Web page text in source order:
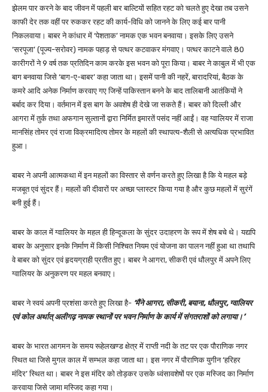
झेलम पार करने के बाद जीवन में पहली बार बाल्टियों सहित रहट को चलते हुए देखा तब उसने
काफी देर तक वहीं पर रुककर रहट की कार्य-विधि को जानने के लिए कई बार पानी
निकलवाया। बाबर ने कांधार में ‘पेशताक’ नामक एक भवन बनवाया। इसके लिए उसने
‘सरपूजा’ (पूज्य-सरोवर) नामक पहाड़ से पत्थर कटवाकर मंगवाए। पत्थर काटने वाले 80
कारीगरों ने 9 वर्ष तक प्रतिदिन काम करके इस भवन को पूरा किया। बाबर ने काबुल में भी एक
बाग बनवाया जिसे ‘बाग-ए-बाबर’ कहा जाता था। इसमें पानी की नहरें, बारादरियां, बैठक के
कमरे आदि अनेक निर्माण करवाए गए जिन्हें पाकिस्तान बनने के बाद तालिबानी आतंकियों ने
बर्बाद कर दिया। वर्तमान में इस बाग के अवशेष ही देखे जा सकते हैं। बाबर को दिल्ली और
आगरा में तुर्क तथा अफगान सुल्तानों द्वारा निर्मित इमारतें पसंद नहीं आईं। वह ग्वालियर में राजा
मानसिंह तोमर एवं राजा विक्रमादित्य तोमर के महलों की स्थापत्य-शैली से अत्यधिक प्रभावित
हुआ।
बाबर ने अपनी आत्मकथा में इन महलों का विस्तार से वर्णन करते हुए लिखा है कि ये महल बड़े
मजबूत एवं सुंदर हैं। महलों की दीवारों पर अच्छा प्लास्टर किया गया है और कुछ महलों में सुरंगें
बनी हुई हैं।
बाबर के काल में ग्वालियर के महल ही हिन्दूकला के सुंदर उदाहरण के रूप में शेष बचे थे। यद्यपि
बाबर के अनुसार इनके निर्माण में किसी निश्चित नियम एवं योजना का पालन नहीं हुआ था तथापि
वे बाबर को सुंदर एवं हृदयग्राही प्रतीत हुए। बाबर ने आगरा, सीकरी एवं धौलपुर में अपने लिए
ग्वालियर के अनुकरण पर महल बनवाए।
बाबर ने स्वयं अपनी प्रशंसा करते हुए लिखा है- ‘मैंने आगरा, सीकरी, बयाना, धौलपुर, ग्वालियर
एवं कोल अर्थात् अलीगढ़ नामक स्थानों पर भवन निर्माण के कार्य में संगतराशों को लगाया।’
बाबर के भारत आगमन के समय रूहेलखण्ड क्षेत्र में राप्ती नदी के तट पर एक पौराणिक नगर
स्थित था जिसे मुगल काल में सम्भल कहा जाता था। इस नगर में पौराणिक युगीन ‘हरिहर
मंदिर’ स्थित था। बाबर ने इस मंदिर को तोड़कर उसके ध्वंसावशेषों पर एक मस्जिद का निर्माण
करवाया जिसे जामा मस्जिद कहा गया।